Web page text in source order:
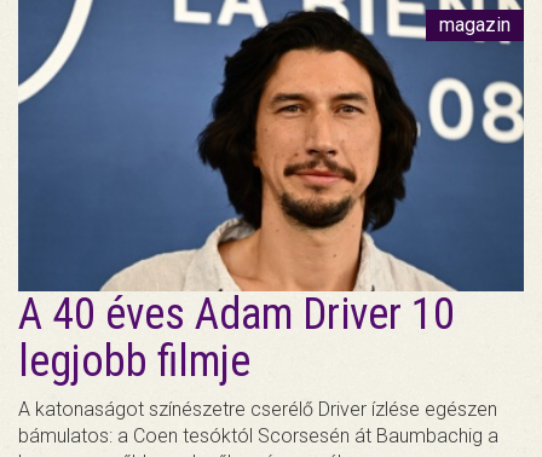
magazin
A 40 éves Adam Driver 10
legjobb filmje
A katonaságot színészetre cserélő Driver ízlése egészen
bámulatos: a Coen tesóktól Scorsesén át Baumbachig a